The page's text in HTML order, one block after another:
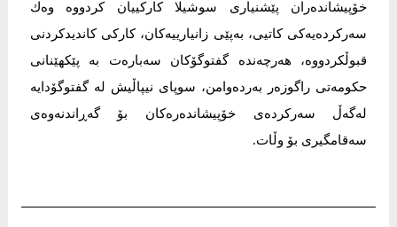
خۆپیشاندەران پێشنیاری سوشیلا كاركییان كردووە وەك
سەركردەیەكی كاتیی، بەپێی زانیارییەكان، كاركی كاندیدكردنی
قبوڵكردووە، هەرچەندە گفتوگۆكان سەبارەت بە پێكهێنانی
حكومەتی راگوزەر بەردەوامن، سوپای نیپاڵیش لە گفتوگۆدایە
لەگەڵ سەركردەی خۆپیشاندەرەكان بۆ گەڕاندنەوەی
سەقامگیری بۆ وڵات.